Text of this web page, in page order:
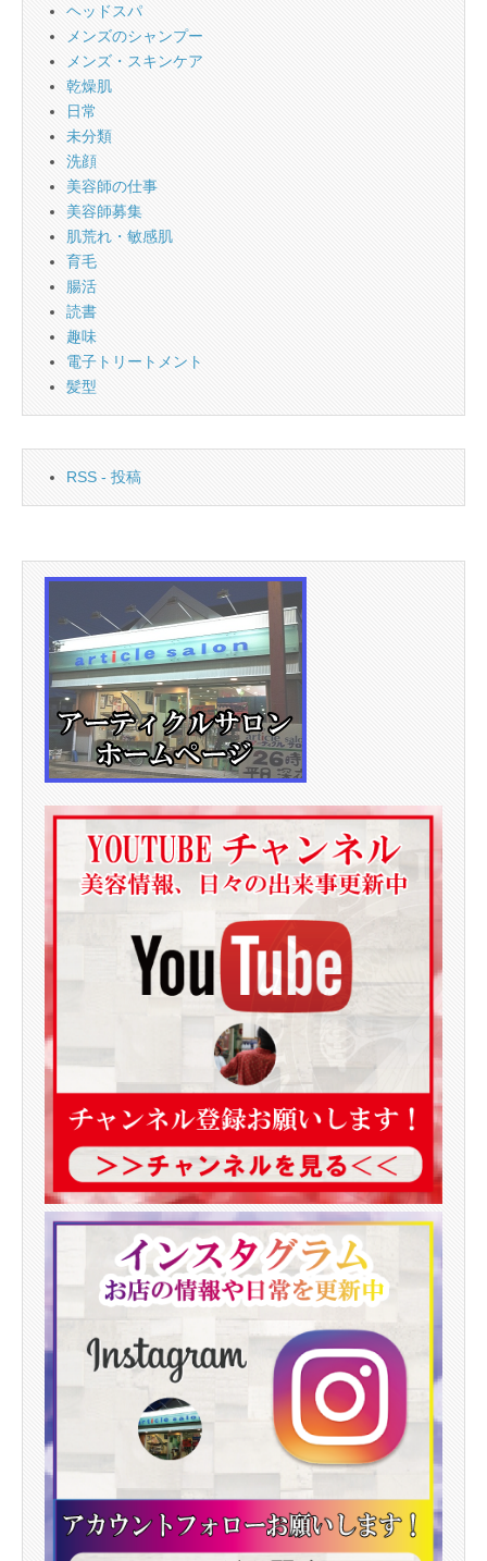
ヘッドスパ
メンズのシャンプー
メンズ・スキンケア
乾燥肌
日常
未分類
洗顔
美容師の仕事
美容師募集
肌荒れ・敏感肌
育毛
腸活
読書
趣味
電子トリートメント
髪型
RSS - 投稿